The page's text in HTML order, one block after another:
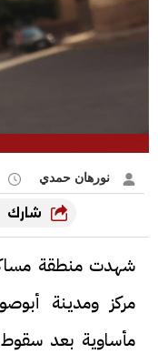
نورهان حمدي
شارك
شهدت منطقة مساكن
مركز ومدينة
مأساوية بعد